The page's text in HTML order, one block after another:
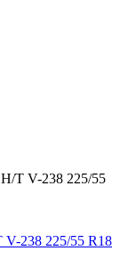
T V-238 225/55